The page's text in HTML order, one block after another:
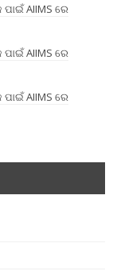
ପାଇଁ AIIMS ରେ
ପାଇଁ AIIMS ରେ
ପାଇଁ AIIMS ରେ